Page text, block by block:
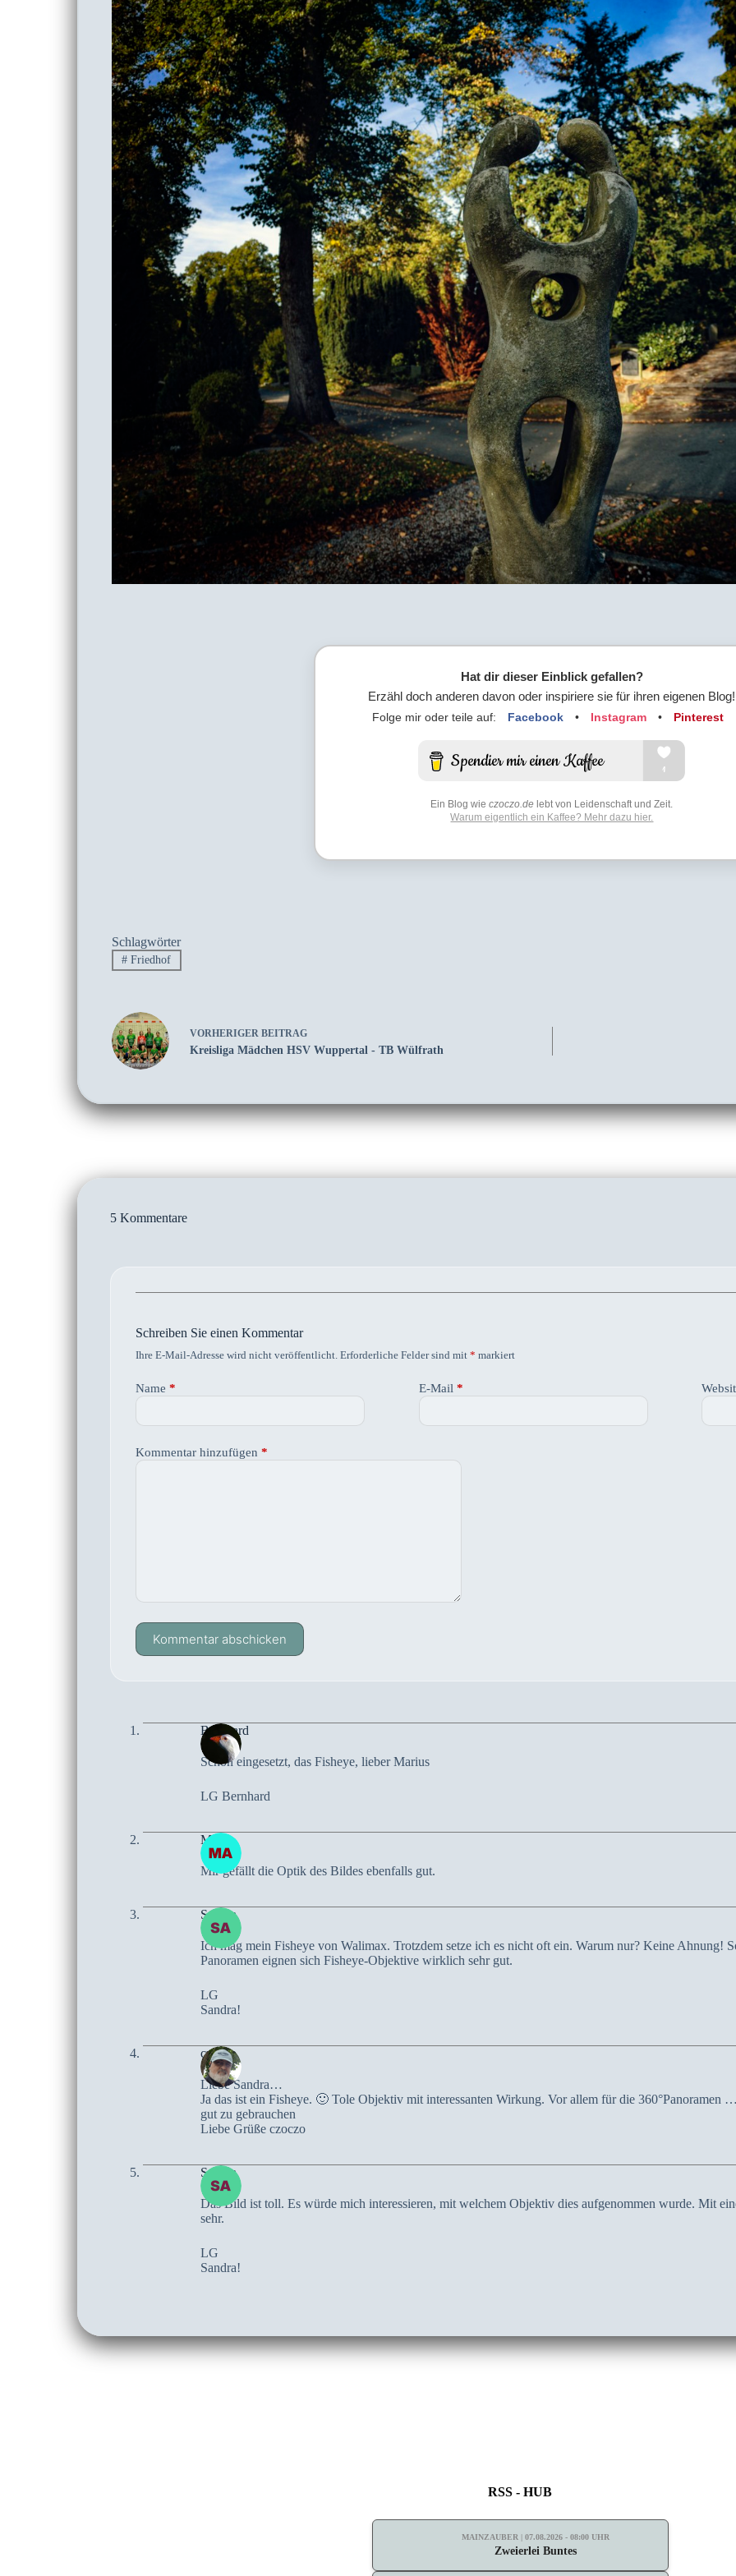
Hat dir dieser Einblick gefallen?
Erzähl doch anderen davon oder inspiriere sie für ihren eigenen Blog!
Folge mir oder teile auf: Facebook • Instagram • Pinterest
Ein Blog wieczoczo.de lebt von Leidenschaft und Zeit.
Warum eigentlich ein Kaffee? Mehr dazu hier.
Schlagwörter
# Friedhof
VORHERIGER BEITRAG
Kreisliga Mädchen HSV Wuppertal - TB Wülfrath
5 Kommentare
Schreiben Sie einen Kommentar
Ihre E-Mail-Adresse wird nicht veröffentlicht. Erforderliche Felder sind mit * markiert
Name * E-Mail*
Kommentar hinzufügen *
Kommentar abschicken
Bernhard
Schön eingesetzt, das Fisheye, lieber Marius
LG Bernhard
Maren
Mir gefällt die Optik des Bildes ebenfalls gut.
Sandra
Ich mag mein Fisheye von Walimax. Trotzdem setze ich es nicht oft ein. Warum nur? Keine Ahnung!
Panoramen eignen sich Fisheye-Objektive wirklich sehr gut.
LG
Sandra!
czoczo
Liebe Sandra…
Ja das ist ein Fisheye. 🙂 Tole Objektiv mit interessanten Wirkung. Vor allem für die 360°Panoramen
gut zu gebrauchen
Liebe Grüße czoczo
Sandra
Das Bild ist toll. Es würde mich interessieren, mit welchem Objektiv dies aufgenommen wurde. Mit
sehr.
LG
Sandra!
RSS - HUB
MAINZAUBER | 07.08.2026 - 08:00 UHR
Zweierlei Buntes